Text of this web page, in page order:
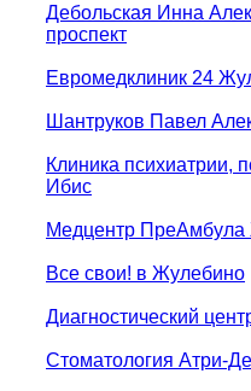
Дебольская Инна
проспект
Евромедклиник 24
Шантруков Павел
Клиника психиатрии,
Ибис
Медцентр
Все свои! в Жулебино
Диагностический
Стоматология Атри-